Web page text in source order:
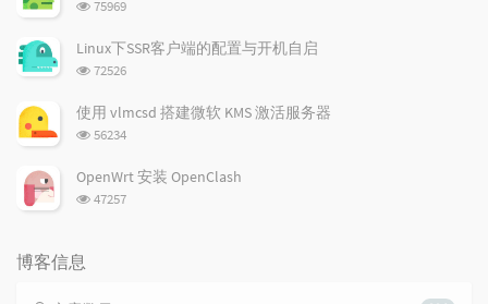
次
75969
Linux下SSR客户端的配置与开机自启
浏
次
数:
72526
使用 vlmcsd 搭建微软 KMS 激活服务器
浏
次
56234
OpenWrt 安装 OpenClash
浏
47257
博客信息